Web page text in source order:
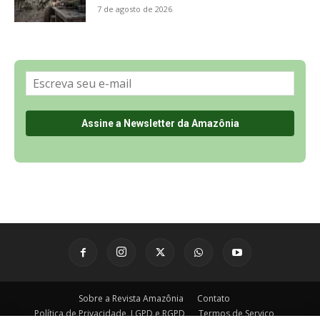
Política de Privacidade, LGPD e RGPD
Últimas Notícias
🌎 Español
©